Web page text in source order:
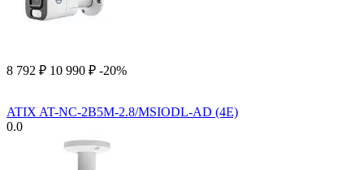
8 792 ₽ 10 990 ₽ -20%
ATIX AT-NC-2B5M-2.8/MSIODL-AD (4E)
0.0